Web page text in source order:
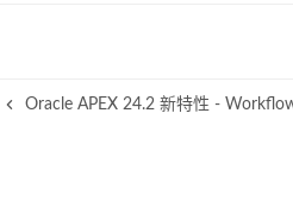
Oracle APEX 24.2 新特性 -